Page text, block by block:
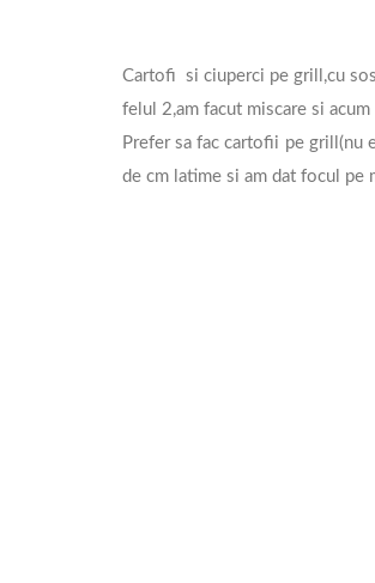
Cartofi si ciuperci pe grill,cu
felul 2,am facut miscare si
Prefer sa fac cartofii pe grill(nu
de cm latime si am dat focul pe